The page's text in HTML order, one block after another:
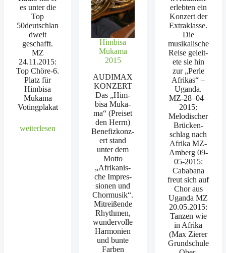
es unter die
Top
50deutschlan
dweit
geschafft.
MZ
24.11.2015:
Top Chöre‑6.
Platz für
Him­bisa
Muka­ma
Vot­ing­plakat
weit­er­lesen
Himbisa
Mukama
2015
AUDIMAX
KONZERT
Das „Him­
bisa Muka­
ma“ (Preiset
den Her­rn)
Bene­fizkonz­
ert stand
unter dem
Mot­to
„Afrikanis­
che Impres­
sio­nen und
Chor­musik“.
Mitreißende
Rhyth­men,
wun­der­volle
Har­monien
und bunte
Far­ben
erlebten ein
Konz­ert der
Extraklasse.
Die
musikalis­che
Reise geleit­
ete sie hin
zur „Per­le
Afrikas“ –
Ugan­da.
MZ-28–04–
2015:
Melodis­ch­er
Brück­en­
schlag nach
Afri­ka MZ-
Amberg 09-
05-2015:
Caba­bana
freut sich auf
Chor aus
Ugan­da MZ
20.05.2015:
Tanzen wie
in Afri­ka
(Max Zier­er
Grund­schule